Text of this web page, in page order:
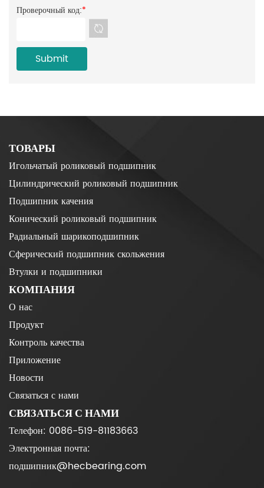
Проверочный код:*
ТОВАРЫ
Игольчатый роликовый подшипник
Цилиндрический роликовый подшипник
Подшипник качения
Конический роликовый подшипник
Радиальный шарикоподшипник
Сферический подшипник скольжения
Втулки и подшипники
КОМПАНИЯ
О нас
Продукт
Контроль качества
Приложение
Новости
Связаться с нами
СВЯЗАТЬСЯ С НАМИ
Телефон: 0086-519-81183663
Электронная почта:
подшипник@hecbearing.com